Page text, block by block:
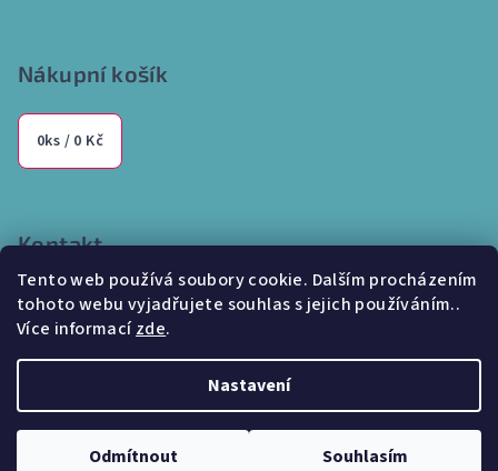
Tento web používá soubory cookie. Dalším procházením
tohoto webu vyjadřujete souhlas s jejich používáním..
Více informacízde.
Nastavení
Odmítnout Souhlasím
Nákupní košík
0ks / 0 Kč
Kontakt
info @internetparfem.cz
603 100 829
Internetparfem.cz